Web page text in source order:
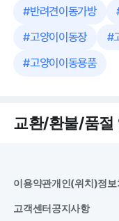
#반려견이동가방
#고양이이동장 #
#고양이이동용품
교환/환불/품절
이용약관개인(위치)정보
고객센터공지사항